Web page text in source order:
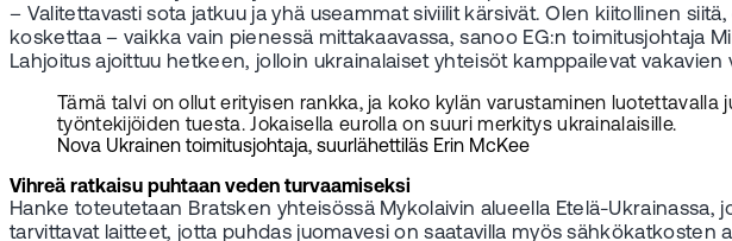
– Valitettavasti sota jatkuu ja yhä useammat siviilit kärsivät. Olen kiitollinen
koskettaa – vaikka vain pienessä mittakaavassa, sanoo EG:n toimitusjohtaja
Lahjoitus ajoittuu hetkeen, jolloin ukrainalaiset yhteisöt kamppailevat
Tämä talvi on ollut erityisen rankka, ja koko kylän varustaminen
työntekijöiden tuesta. Jokaisella eurolla on suuri merkitys ukrainalaisille.
Nova Ukrainen toimitusjohtaja, suurlähettiläs Erin McKee
Vihreä ratkaisu puhtaan veden turvaamiseksi
Hanke toteutetaan Bratsken yhteisössä Mykolaivin alueella Etelä-
tarvittavat laitteet, jotta puhdas juomavesi on saatavilla myös sähkökatkosten